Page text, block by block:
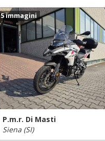
5 immagini
P.m.r. Di Masti
Siena (SI)